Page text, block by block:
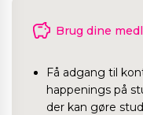
Brug dine
Få adgang til
happenings på
der kan gøre